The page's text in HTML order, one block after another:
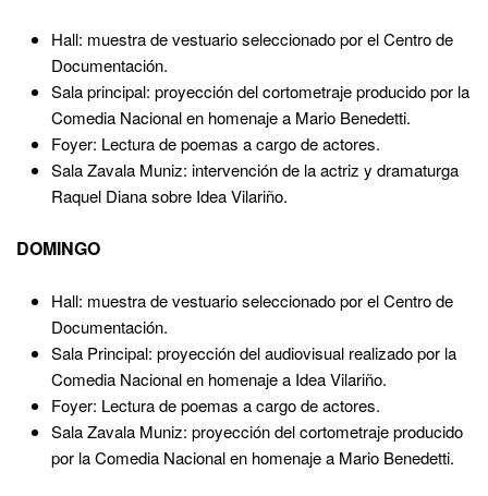
Hall: muestra de vestuario seleccionado por el Centro de
Documentación.
Sala principal: proyección del cortometraje producido por la
Comedia Nacional en homenaje a Mario Benedetti.
Foyer: Lectura de poemas a cargo de actores.
Sala Zavala Muniz: intervención de la actriz y dramaturga
Raquel Diana sobre Idea Vilariño.
DOMINGO
Hall: muestra de vestuario seleccionado por el Centro de
Documentación.
Sala Principal: proyección del audiovisual realizado por la
Comedia Nacional en homenaje a Idea Vilariño.
Foyer: Lectura de poemas a cargo de actores.
Sala Zavala Muniz: proyección del cortometraje producido
por la Comedia Nacional en homenaje a Mario Benedetti.